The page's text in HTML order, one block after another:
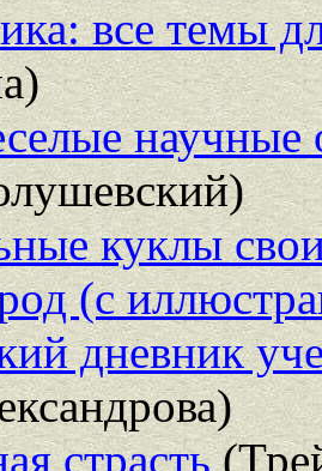
все темы
научные
куклы
(с
дневник
страсть